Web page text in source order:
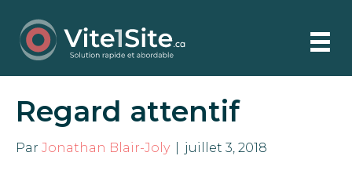
Regard attentif
Par Jonathan Blair-Joly juillet 3, 2018